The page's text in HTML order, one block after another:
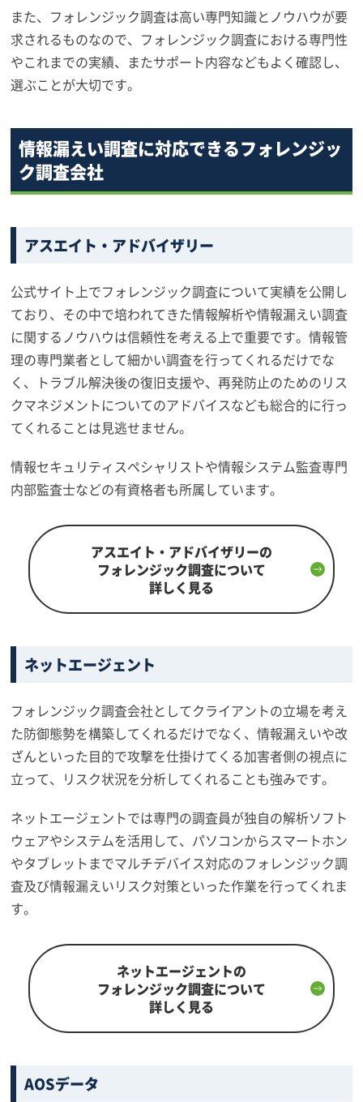
また、フォレンジック調査は高い専門知識とノウハウが要
求されるものなので、フォレンジック調査における専門性
やこれまでの実績、またサポート内容などもよく確認し、
選ぶことが大切です。
情報漏えい調査に対応できるフォレンジッ
ク調査会社
アスエイト・アドバイザリー
公式サイト上でフォレンジック調査について実績を公開し
ており、その中で培われてきた情報解析や情報漏えい調査
に関するノウハウは信頼性を考える上で重要です。情報管
理の専門業者として細かい調査を行ってくれるだけでな
く、トラブル解決後の復旧支援や、再発防止のためのリス
クマネジメントについてのアドバイスなども総合的に行っ
てくれることは見逃せません。
情報セキュリティスペシャリストや情報システム監査専門
内部監査士などの有資格者も所属しています。
アスエイト・アドバイザリーの
フォレンジック調査について
詳しく見る
ネットエージェント
フォレンジック調査会社としてクライアントの立場を考え
た防御態勢を構築してくれるだけでなく、情報漏えいや改
ざんといった目的で攻撃を仕掛けてくる加害者側の視点に
立って、リスク状況を分析してくれることも強みです。
ネットエージェントでは専門の調査員が独自の解析ソフト
ウェアやシステムを活用して、パソコンからスマートホン
やタブレットまでマルチデバイス対応のフォレンジック調
査及び情報漏えいリスク対策といった作業を行ってくれま
す。
ネットエージェントの
フォレンジック調査について
詳しく見る
AOSデータ